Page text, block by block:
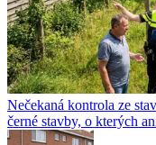
Nečekaná kontrola ze
černé stavby, o kterých